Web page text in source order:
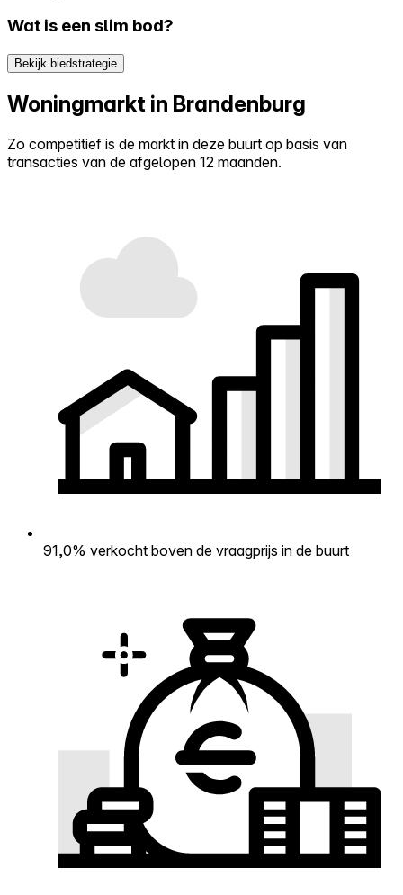
Wat is een slim bod?
Bekijk biedstrategie
Woningmarkt in Brandenburg
Zo competitief is de markt in deze buurt op basis van
transacties van de afgelopen 12 maanden.
91,0% verkocht boven de vraagprijs in de buurt